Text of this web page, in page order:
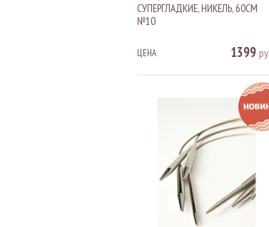
СУПЕРГЛАДКИЕ, НИКЕЛЬ, 60СМ
№10
ЦЕНА 1399